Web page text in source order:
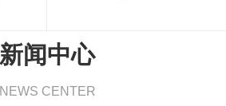
新闻中心
NEWS CENTER